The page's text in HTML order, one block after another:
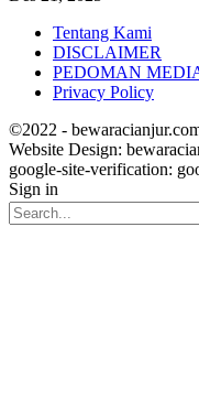
Tentang Kami
DISCLAIMER
PEDOMAN
Privacy Policy
©2022 -
Website Design:
google-site-verification:
Sign in